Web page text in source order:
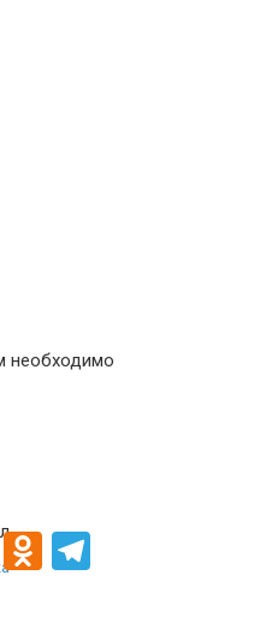
необходимо
Odnoklassniki